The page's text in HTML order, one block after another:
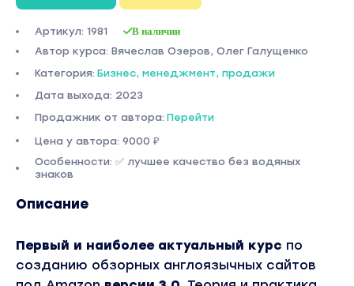
Артикул: 1981 В наличии
Автор курса: Вячеслав Озеров, Олег Галущенко
Категория: Бизнес, менеджмент, продажи
Дата выхода: 2023
Продажник от автора: Перейти
Цена у автора: 9000 ₽
Особенности: ✅ лучшее качество без водяных
знаков
Описание
Первый и наиболее актуальный курс по
созданию обзорных англоязычных сайтов